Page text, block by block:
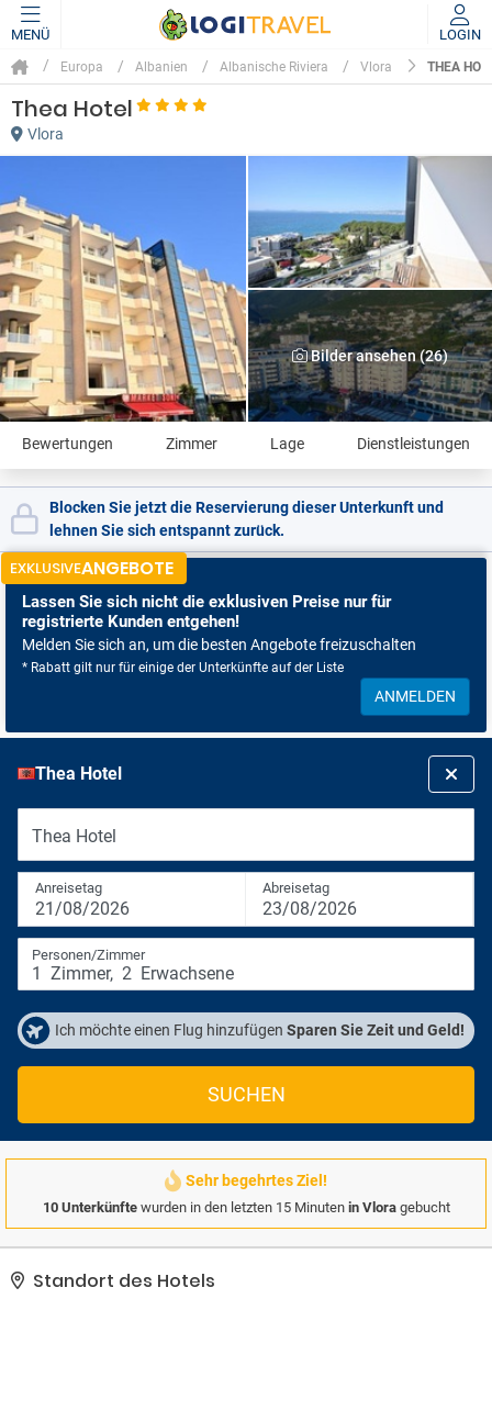
MENÜ LOGIN
Europa Albanien Albanische Riviera Vlora THEA
Thea Hotel
Vlora
Bilder ansehen (26)
Bewertungen Zimmer Lage Dienstleistungen
Blocken Sie jetzt die Reservierung dieser Unterkunft und
lehnen Sie sich entspannt zurück.
EXKLUSIVEANGEBOTE
Lassen Sie sich nicht die exklusiven Preise nur für
registrierte Kunden entgehen!
Melden Sie sich an, um die besten Angebote freizuschalten
* Rabatt gilt nur für einige der Unterkünfte auf der Liste
ANMELDEN
Thea Hotel
Thea Hotel
Anreisetag
21/08/2026
Abreisetag
23/08/2026
Personen/Zimmer
1 Zimmer, 2 Erwachsene
Ich möchte einen Flug hinzufügen Sparen Sie Zeit und Geld!
SUCHEN
Sehr begehrtes Ziel!
10 Unterkünftewurden in den letzten 15 Minutenin Vloragebucht
Standort des Hotels